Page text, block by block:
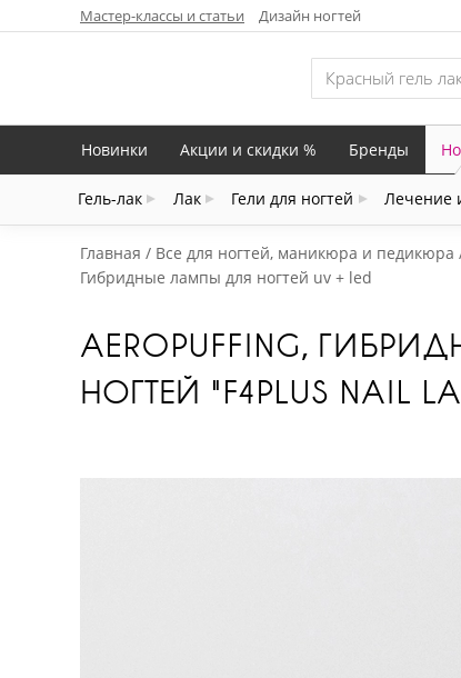
Мастер-классы и статьи Дизайн ногтей
Новинки Акции и скидки % Бренды
Гель-лак Лак Гели для ногтей Лечение
Главная Все для ногтей, маникюра и педикюра
Гибридные лампы для ногтей uv + led
AEROPUFFING,
НОГТЕЙ "F4PLUS NAIL